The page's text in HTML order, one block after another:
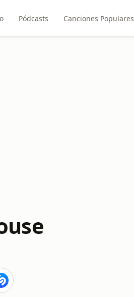
Pódcasts Canciones Populares